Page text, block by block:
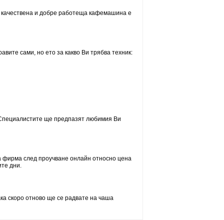
и добре работеща кафемашина е
сами, но ето за какво Ви трябва техник:
ще предпазят любимия Ви
фирма след проучване онлайн относно цена
дни.
скоро отново ще се радвате на чаша